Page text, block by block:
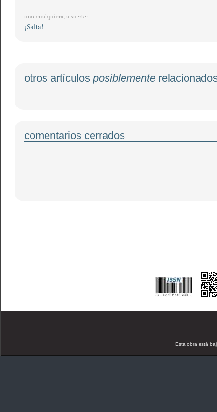
uno cualquiera, a suerte:
¡Salta!
otros artículos posiblemente
comentarios cerrados
Esta obra está